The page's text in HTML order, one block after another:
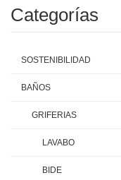
Categorías
SOSTENIBILIDAD
BAÑOS
GRIFERIAS
LAVABO
BIDE